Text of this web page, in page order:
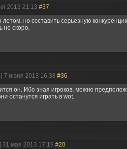
2013 21:13 #37
но составить серьезную
не скоро.
| 7 июня 2013 16:38 #36
он. Ибо зная игроков, можно
останутся играть в wot.
| 31 мая 2013 17:19 #20